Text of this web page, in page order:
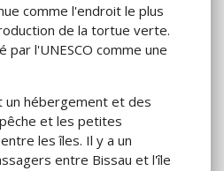
comme l'endroit le plus
de la tortue verte.
par l'UNESCO comme une
un hébergement et des
et les petites
les îles. Il y a un
entre Bissau et l'île